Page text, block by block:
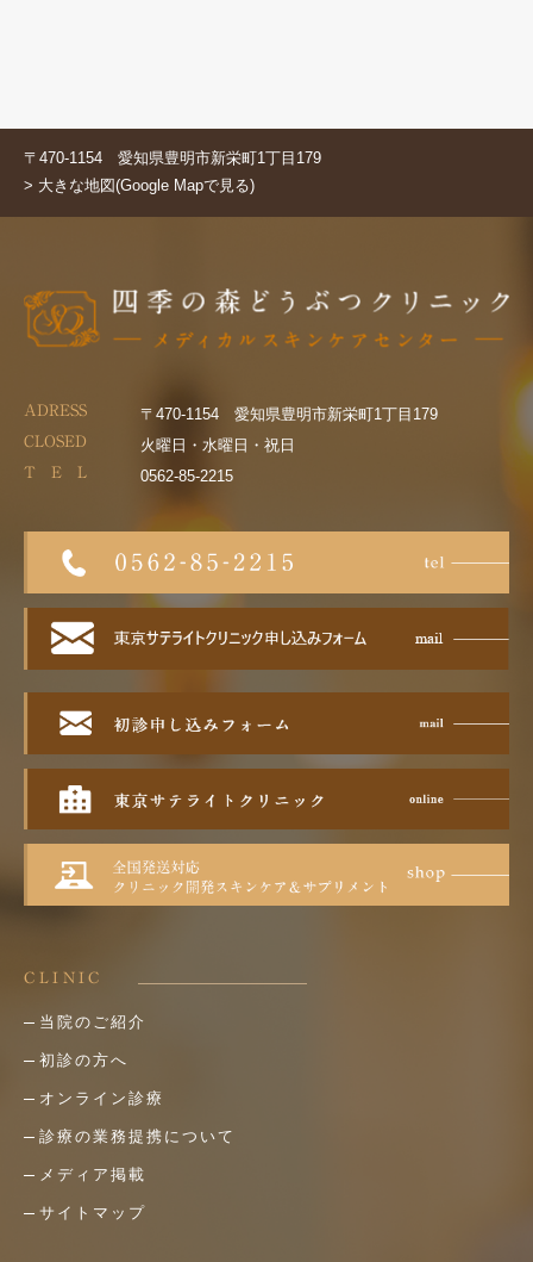
〒470-1154 愛知県豊明市新栄町1丁目179
> 大きな地図(Google Mapで見る)
ADRESS 〒470-1154 愛知県豊明市新栄町1丁目179
CLOSED 火曜日・水曜日・祝日
T E L 0562-85-2215
CLINIC
当院のご紹介
初診の方へ
オンライン診療
診療の業務提携について
メディア掲載
サイトマップ